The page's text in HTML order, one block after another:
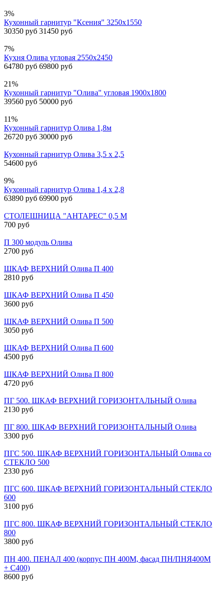
3%
Кухонный гарнитур "Ксения" 3250х1550
30350 руб 31450 руб
7%
Кухня Олива угловая 2550х2450
64780 руб 69800 руб
21%
Кухонный гарнитур "Олива" угловая 1900х1800
39560 руб 50000 руб
11%
Кухонный гарнитур Олива 1,8м
26720 руб 30000 руб
Кухонный гарнитур Олива 3,5 х 2,5
54600 руб
9%
Кухонный гарнитур Олива 1,4 х 2,8
63890 руб 69900 руб
СТОЛЕШНИЦА "АНТАРЕС" 0,5 М
700 руб
П 300 модуль Олива
2700 руб
ШКАФ ВЕРХНИЙ Олива П 400
2810 руб
ШКАФ ВЕРХНИЙ Олива П 450
3600 руб
ШКАФ ВЕРХНИЙ Олива П 500
3050 руб
ШКАФ ВЕРХНИЙ Олива П 600
4500 руб
ШКАФ ВЕРХНИЙ Олива П 800
4720 руб
ПГ 500. ШКАФ ВЕРХНИЙ ГОРИЗОНТАЛЬНЫЙ Олива
2130 руб
ПГ 800. ШКАФ ВЕРХНИЙ ГОРИЗОНТАЛЬНЫЙ Олива
3300 руб
ПГС 500. ШКАФ ВЕРХНИЙ ГОРИЗОНТАЛЬНЫЙ Олива со
СТЕКЛО 500
2330 руб
ПГС 600. ШКАФ ВЕРХНИЙ ГОРИЗОНТАЛЬНЫЙ СТЕКЛО
600
3100 руб
ПГС 800. ШКАФ ВЕРХНИЙ ГОРИЗОНТАЛЬНЫЙ СТЕКЛО
800
3800 руб
ПН 400. ПЕНАЛ 400 (корпус ПН 400М, фасад ПН/ПНЯ400М
+ С400)
8600 руб